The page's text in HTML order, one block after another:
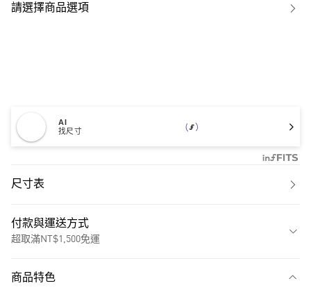
請選擇商品選項
AI
找尺寸
尺寸表
付款與運送方式
超取滿NT$1,500免運
商品特色